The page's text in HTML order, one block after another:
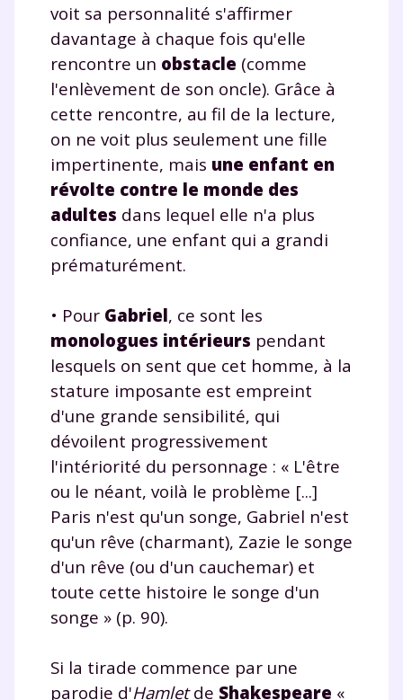
voit sa personnalité s'affirmer
davantage à chaque fois qu'elle
rencontre un obstacle (comme
l'enlèvement de son oncle). Grâce à
cette rencontre, au fil de la lecture,
on ne voit plus seulement une fille
impertinente, mais une enfant en
révolte contre le monde des
adultes dans lequel elle n'a plus
confiance, une enfant qui a grandi
prématurément.
• Pour Gabriel, ce sont les
monologues intérieurs pendant
lesquels on sent que cet homme, à la
stature imposante est empreint
d'une grande sensibilité, qui
dévoilent progressivement
l'intériorité du personnage : « L'être
ou le néant, voilà le problème [...]
Paris n'est qu'un songe, Gabriel n'est
qu'un rêve (charmant), Zazie le songe
d'un rêve (ou d'un cauchemar) et
toute cette histoire le songe d'un
songe » (p. 90).
Si la tirade commence par une
parodie d'Hamletde Shakespeare «